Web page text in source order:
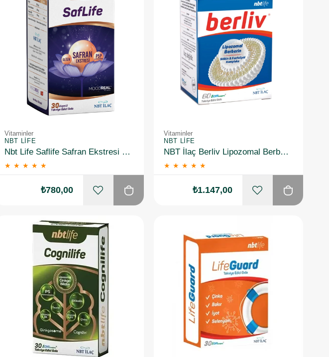
Vitaminler
NBT LIFE
Nbt Life Saflife Safran Ekstresi 30 Kapsül
★ ★ ★ ★ ★
₺780,00
Vitaminler
NBT LIFE
NBT İlaç Berliv Lipozomal Berberin Takviye Edici Gıda 60 Kapsül
★ ★ ★ ★ ★
₺1.147,00